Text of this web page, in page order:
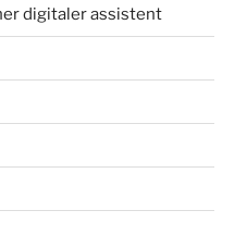
digitaler assistent